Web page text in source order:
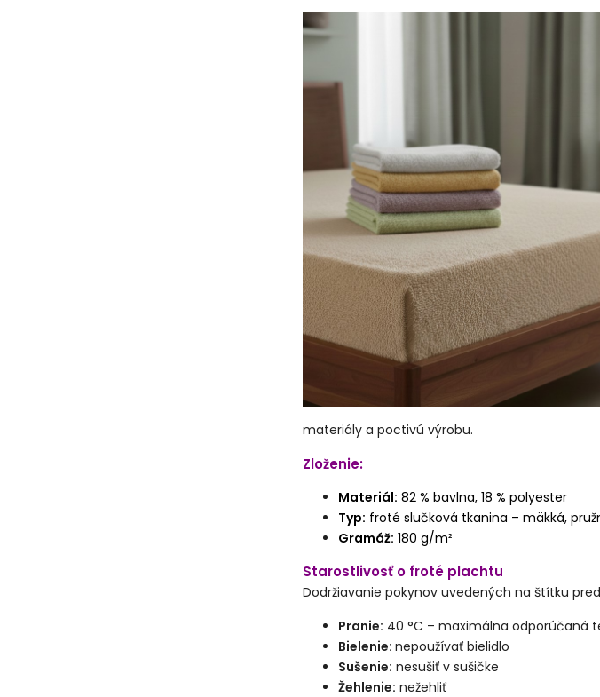
materiály a poctivú výrobu.
Zloženie:
Materiál: 82 % bavlna, 18 % polyester
Typ: froté slučková tkanina – mäkká,
Gramáž: 180 g/m²
Starostlivosť o froté plachtu
Dodržiavanie pokynov uvedených na štítku
Pranie: 40 °C – maximálna odporúčaná
Bielenie: nepoužívať bielidlo
Sušenie: nesušiť v sušičke
Žehlenie: nežehliť